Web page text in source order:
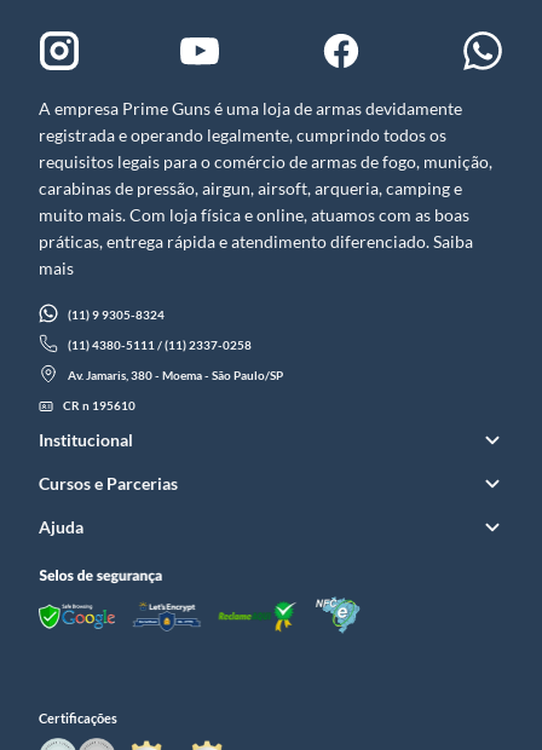
A empresa Prime Guns é uma loja de armas devidamente
registrada e operando legalmente, cumprindo todos os
requisitos legais para o comércio de armas de fogo, munição,
carabinas de pressão, airgun, airsoft, arqueria, camping e
muito mais. Com loja física e online, atuamos com as boas
práticas, entrega rápida e atendimento diferenciado. Saiba
mais
(11) 9 9305-8324
(11) 4380-5111 / (11) 2337-0258
Av. Jamaris, 380 - Moema - São Paulo/SP
CR n 195610
Institucional
Cursos e Parcerias
Ajuda
Certificações